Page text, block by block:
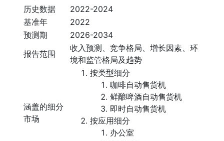
历史数据
2022-2024
基准年
2022
预测期
2026-2034
报告范围
收入预测、竞争格局、增长因素、环
境和监管格局及趋势
涵盖的细分
市场
按类型细分
咖啡自动售货机
鲜酿啤酒自动售货机
即时自动售货机
按应用细分
办公室